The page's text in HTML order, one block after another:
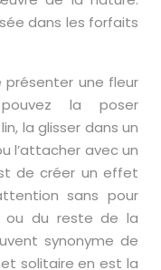
dans les forfaits
une fleur
la poser
la glisser dans un
l’attacher avec un
de créer un effet
sans pour
ou du reste de la
synonyme de
solitaire en est la